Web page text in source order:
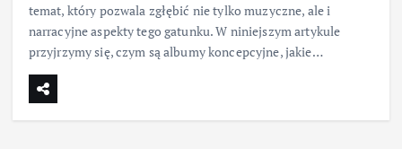
temat, który pozwala zgłębić nie tylko muzyczne, ale i
narracyjne aspekty tego gatunku. W niniejszym artykule
przyjrzymy się, czym są albumy koncepcyjne, jakie…